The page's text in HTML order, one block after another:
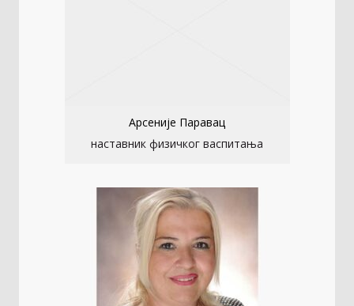
Арсеније Паравац
наставник физичког васпитања